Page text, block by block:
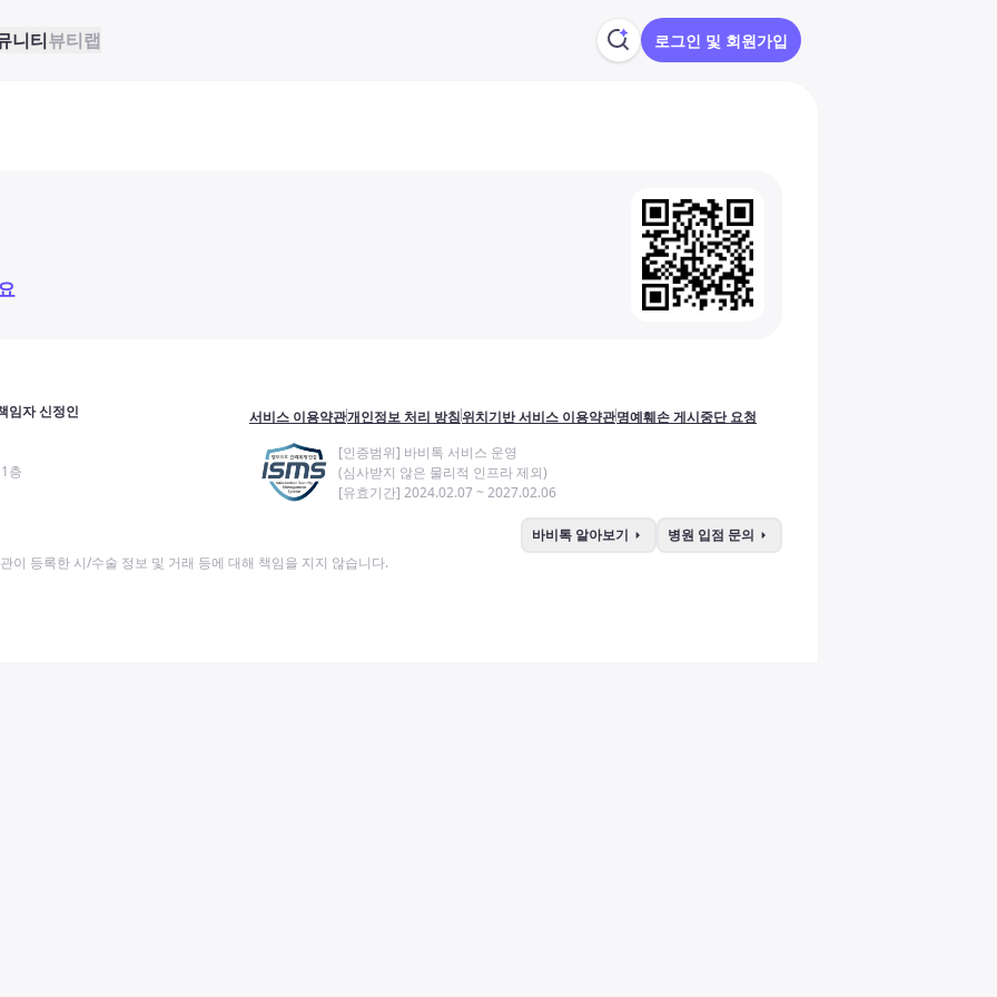
니티뷰티랩 로그인 및 회원가입
임자 신정인
층
서비스 이용약관개인정보 처리 방침위치기반 서비스 이용약관명예훼손 게시중단 요청
[인증범위] 바비톡 서비스 운영
(심사받지 않은 물리적 인프라 제외)
[유효기간] 2024.02.07 ~ 2027.02.06
바비톡 알아보기 arrow_right 병원 입점 문의 arrow_right
이 등록한 시/수술 정보 및 거래 등에 대해 책임을 지지 않습니다.